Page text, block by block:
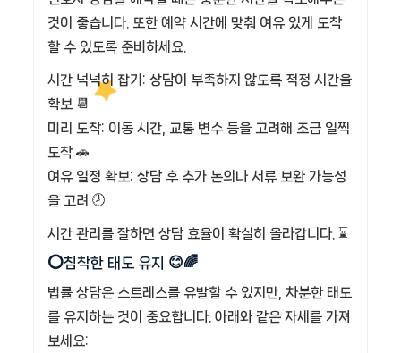
것이 좋습니다. 또한 예약 시간에 맞춰 여유 있게 도착
할 수 있도록 준비하세요.
시간 넉넉히 잡기: 상담이 부족하지 않도록 적정 시간을
확보 📆
미리 도착: 이동 시간, 교통 변수 등을 고려해 조금 일찍
도착 🚗
여유 일정 확보: 상담 후 추가 논의나 서류 보완 가능성
을 고려 🕗
시간 관리를 잘하면 상담 효율이 확실히 올라갑니다. ⌛
⭕침착한 태도 유지 😊🌈
법률 상담은 스트레스를 유발할 수 있지만, 차분한 태도
를 유지하는 것이 중요합니다. 아래와 같은 자세를 가져
보세요: